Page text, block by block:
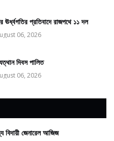
প্রতিবাদে রাজপথে ১১ দল
06, 2026
দিবস পালিত
06, 2026
বিদায়ী জেনারেল আজিজ